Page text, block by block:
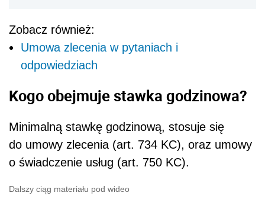
Zobacz również:
Umowa zlecenia w pytaniach i
odpowiedziach
Kogo obejmuje stawka godzinowa?
Minimalną stawkę godzinową, stosuje się
do umowy zlecenia (art. 734 KC), oraz umowy
o świadczenie usług (art. 750 KC).
Dalszy ciąg materiału pod wideo